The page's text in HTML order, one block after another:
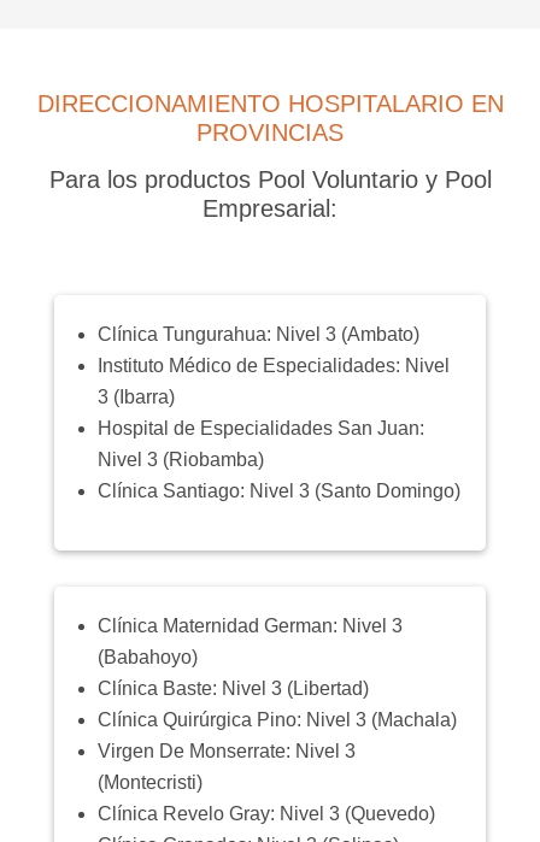
DIRECCIONAMIENTO HOSPITALARIO EN
PROVINCIAS
Para los productos Pool Voluntario y Pool
Empresarial:
Clínica Tungurahua: Nivel 3 (Ambato)
Instituto Médico de Especialidades: Nivel
3 (Ibarra)
Hospital de Especialidades San Juan:
Nivel 3 (Riobamba)
Clínica Santiago: Nivel 3 (Santo Domingo)
Clínica Maternidad German: Nivel 3
(Babahoyo)
Clínica Baste: Nivel 3 (Libertad)
Clínica Quirúrgica Pino: Nivel 3 (Machala)
Virgen De Monserrate: Nivel 3
(Montecristi)
Clínica Revelo Gray: Nivel 3 (Quevedo)